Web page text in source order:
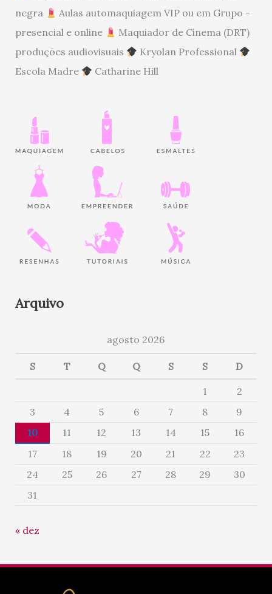
negra
Aulas automaquiagem VIP ou em Grupo -
presencial e online
Maquiador de Cinema (DRT)
produções audiovisuais
Kryolan Professional
Escola Madre
Catharine Hill
Arquivo
agosto 2026
S T Q Q S S D
1
2
3
4 5 6 7 8
9
10
11 12 13 14 15
16
17
18 19 20 21 22
23
24
25 26 27 28 29
30
31
« dez